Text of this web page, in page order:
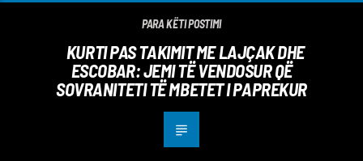
PARA KËTI POSTIMI
KURTI PAS TAKIMIT ME LAJÇAK DHE
ESCOBAR: JEMI TË VENDOSUR QË
SOVRANITETI TË MBETET I PAPREKUR